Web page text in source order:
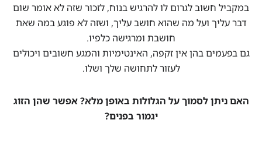
במקביל חשוב לגרום לו להרגיש בנוח, לזכור שזה לא אומר שום
דבר עליך ועל מה שהוא חושב עליך, ושזה לא פוגע במה שאת
חושבת ומרגישה כלפיו.
גם בפעמים בהן אין זקפה, האינטימיות והמגע חשובים ויכולים
לעזור לתחושה שלך ושלו.
האם ניתן לסמוך על הגלולות באופן מלא? אפשר שהן הזוג
יגמור בפנים?